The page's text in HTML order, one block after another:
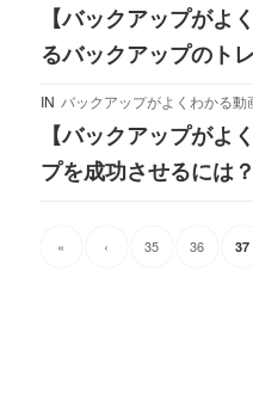
【バックアップがよ
るバックアップのト
IN バックアップがよくわかる動
【バックアップがよ
プを成功させるには？
« ‹ 35 36 37